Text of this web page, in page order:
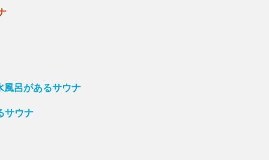
呂があるサウナ
サウナ